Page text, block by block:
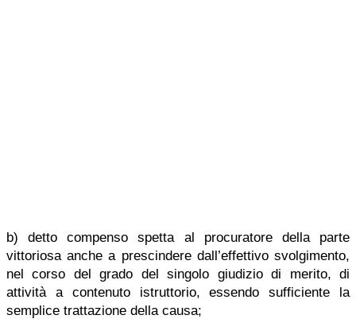
b) detto compenso spetta al procuratore della parte
vittoriosa anche a prescindere dall’effettivo svolgimento,
nel corso del grado del singolo giudizio di merito, di
attività a contenuto istruttorio, essendo sufficiente la
semplice trattazione della causa;